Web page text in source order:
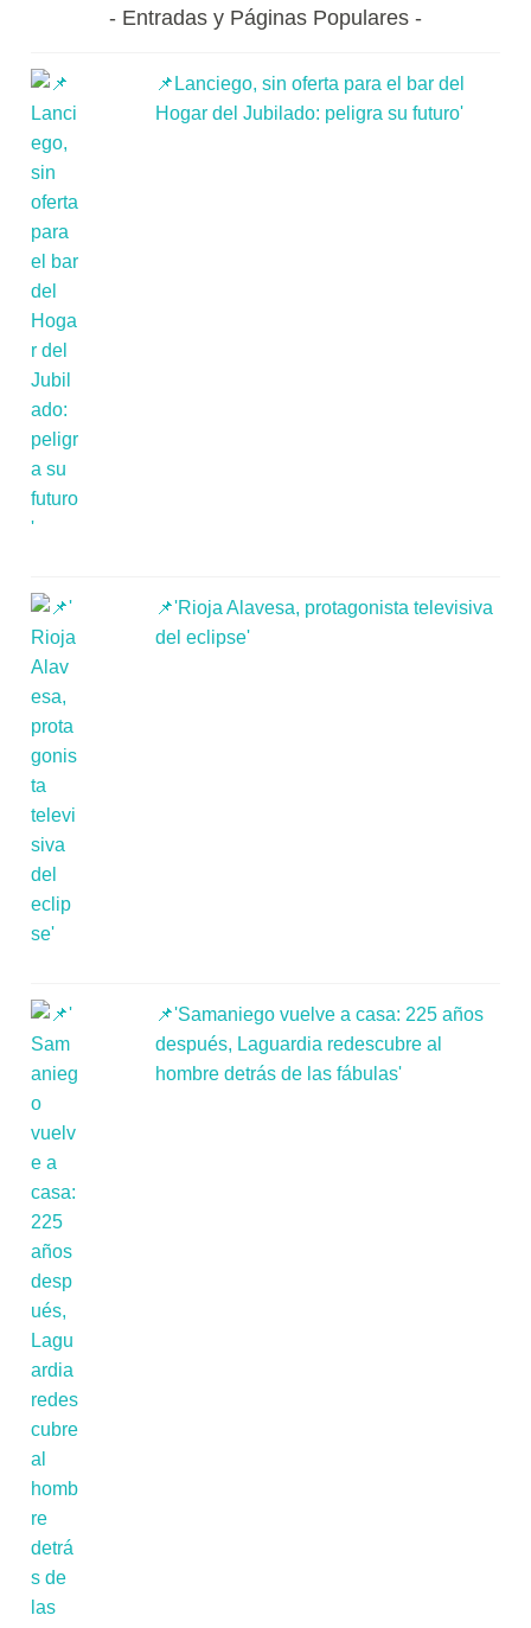
Entradas y Páginas Populares
📌Lanciego, sin oferta para el bar del
Hogar del Jubilado: peligra su futuro'
📌'Rioja Alavesa, protagonista televisiva
del eclipse'
📌'Samaniego vuelve a casa: 225 años
después, Laguardia redescubre al
hombre detrás de las fábulas'